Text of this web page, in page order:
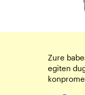
Zure
egiten